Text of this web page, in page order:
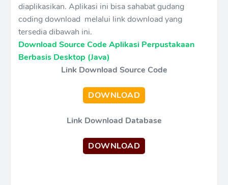
diaplikasikan. Aplikasi ini bisa sahabat gudang
coding download melalui link download yang
tersedia dibawah ini.
Download Source Code Aplikasi Perpustakaan
Berbasis Desktop (Java)
Link Download Source Code
DOWNLOAD
Link Download Database
DOWNLOAD